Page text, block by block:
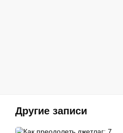
Другие записи